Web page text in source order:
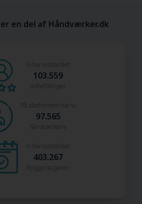
en del af Håndværker.dk
Vi har indsamlet
103.559
anbefalinger
På platformen har vi
97.565
håndværkere
Vi har indsamlet
403.267
Byggeopgaver